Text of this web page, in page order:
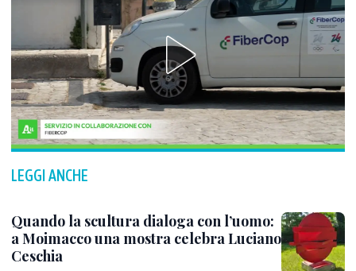
LEGGI ANCHE
Quando la scultura dialoga con l’uomo:
a Moimacco una mostra celebra Luciano
Ceschia